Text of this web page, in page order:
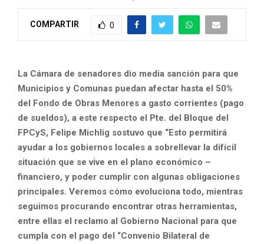
COMPARTIR 0
La Cámara de senadores dio media sanción para que
Municipios y Comunas puedan afectar hasta el 50%
del Fondo de Obras Menores a gasto corrientes (pago
de sueldos), a este respecto el Pte. del Bloque del
FPCyS, Felipe Michlig sostuvo que “Esto permitirá
ayudar a los gobiernos locales a sobrellevar la difícil
situación que se vive en el plano económico –
financiero, y poder cumplir con algunas obligaciones
principales. Veremos cómo evoluciona todo, mientras
seguimos procurando encontrar otras herramientas,
entre ellas el reclamo al Gobierno Nacional para que
cumpla con el pago del “Convenio Bilateral de